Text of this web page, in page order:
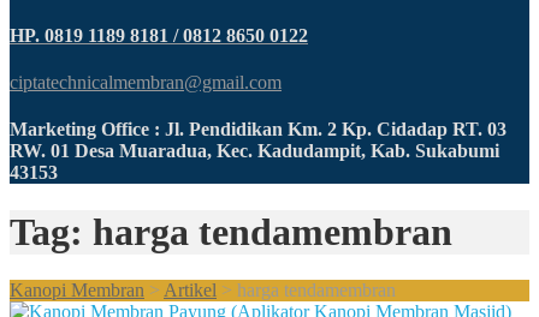
HP. 0819 1189 8181 / 0812 8650 0122
ciptatechnicalmembran@gmail.com
Marketing Office : Jl. Pendidikan Km. 2 Kp. Cidadap RT. 03
RW. 01 Desa Muaradua, Kec. Kadudampit, Kab. Sukabumi
43153
Tag: harga tendamembran
Kanopi Membran > Artikel > harga tendamembran